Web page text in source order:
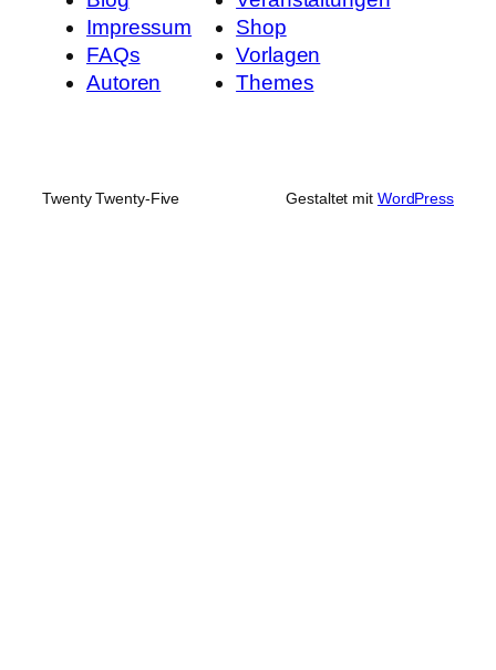
Impressum
FAQs
Autoren
Shop
Vorlagen
Themes
Twenty Twenty-Five Gestaltet mit WordPress